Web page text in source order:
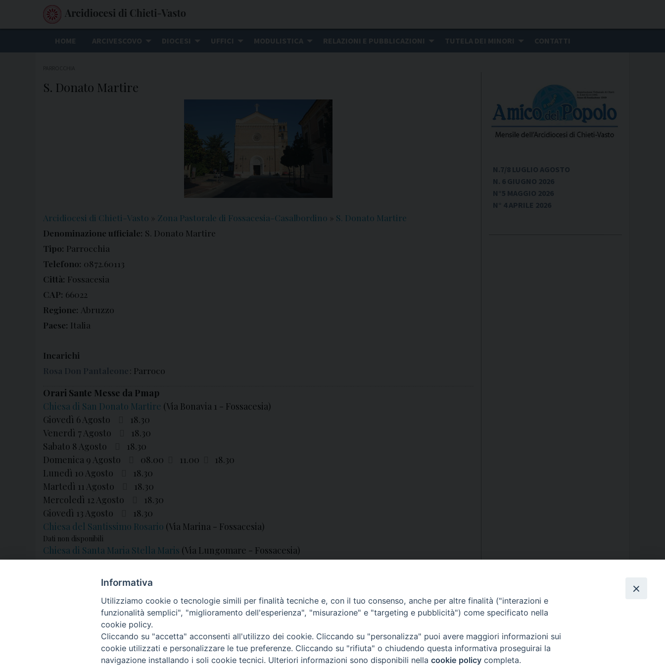
HOME ARCIVESCOVO DIOCESI UFFICI MODULISTICA RELAZIONI E PUBBLICAZIONI TUTELA DEI MINORI CONTATTI
S. Donato Martire
Arcidiocesi di Chieti-Vasto » Zona Pastorale di Fossacesia-Casalbordino » S. Donato Martire
Denominazione ufficiale: S. Donato Martire
Tipo: Parrocchia
Telefono: 0872.60113
Città: Fossacesia
CAP: 66022
Regione: Abruzzo
Paese: Italia
Incarichi
Rosa Don Pantaleone: Parroco
Orari Sante Messe da Pmap
Chiesa di San Donato Martire (Via Bonavia 1 - Fossacesia)
Giovedì 6 Agosto
18.30
Venerdì 7 Agosto
18.30
Sabato 8 Agosto
18.30
Domenica 9 Agosto
08.00 11.00
18.30
Lunedì 10 Agosto
18.30
Martedì 11 Agosto
18.30
Mercoledì 12 Agosto
18.30
Giovedì 13 Agosto
18.30
Chiesa del Santissimo Rosario (Via Marina - Fossacesia)
Dati non disponibili
Chiesa di Santa Maria Stella Maris (Via Lungomare - Fossacesia)
Domenica 9 Agosto
09.30
N.7/8 LUGLIO AGOSTO
N. 6 GIUGNO 2026
N°5 MAGGIO 2026
N° 4 APRILE 2026
Informativa
Utilizziamo cookie o tecnologie simili per finalità tecniche e, con il tuo consenso, anche per altre finalità ("interazioni e
funzionalità semplici", "miglioramento dell'esperienza", "misurazione" e "targeting e pubblicità") come specificato nella
cookie policy.
Cliccando su "accetta" acconsenti all'utilizzo dei cookie. Cliccando su "personalizza" puoi avere maggiori informazioni sui
cookie utilizzati e personalizzare le tue preferenze. Cliccando su "rifiuta" o chiudendo questa informativa proseguirai la
navigazione installando i soli cookie tecnici. Ulteriori informazioni sono disponibili nella cookie policy completa.